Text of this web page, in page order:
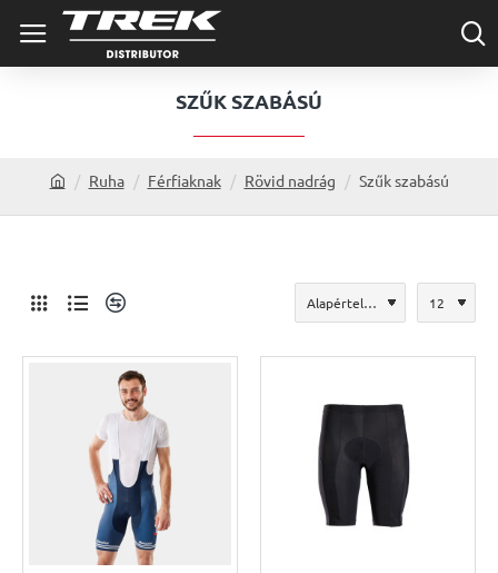
SZŰK SZABÁSÚ
o
Ruha Férfiaknak Rövid nadrág Szűk szabású